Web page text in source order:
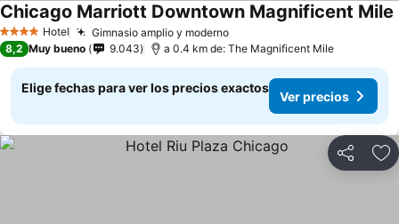
4 EstrellasHotel Gimnasio amplio y moderno
Chicago Marriott Downtown Magnificent Mile
8,2 Muy bueno 9.043 a 0.4 km de: The Magnificent Mile
Elige fechas para ver los precios exactos
Ver precios
Compartir